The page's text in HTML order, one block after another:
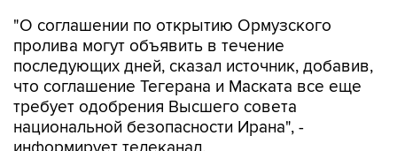
"О соглашении по открытию Ормузского
пролива могут объявить в течение
последующих дней, сказал источник, добавив,
что соглашение Тегерана и Маската все еще
требует одобрения Высшего совета
национальной безопасности Ирана", -